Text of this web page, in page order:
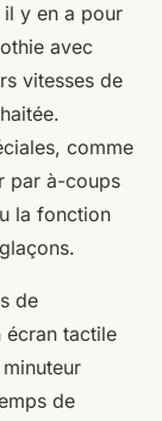
y en a pour
avec
vitesses de
comme
par à-coups
la fonction
de
écran tactile
de